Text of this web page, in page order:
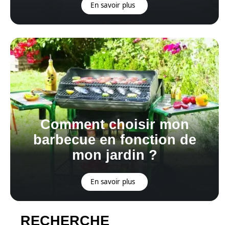
En savoir plus
Comment choisir mon
barbecue en fonction de
mon jardin ?
En savoir plus
RECHERCHE